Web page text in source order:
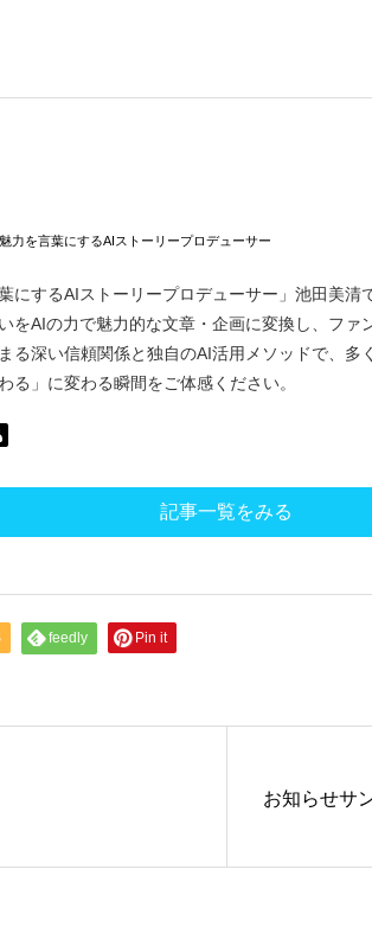
力を言葉にするAIストーリープロデューサー
にするAIストーリープロデューサー」池田美清
をAIの力で魅力的な文章・企画に変換し、ファ
る深い信頼関係と独自のAI活用メソッドで、多
る」に変わる瞬間をご体感ください。
記事一覧をみる
feedly Pin it
お知らせサ